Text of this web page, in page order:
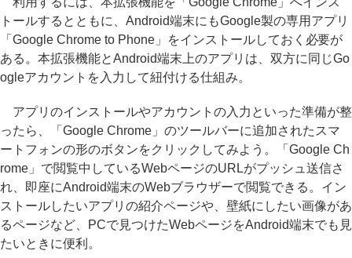
トールするとともに、Android端末にもGoogle製の専用アプリ
「Google Chrome to Phone」をインストールしておく必要が
ある。本拡張機能とAndroid端末上のアプリは、双方に同じGo
ogleアカウントを入力して紐付ける仕組み。
アプリのインストールやアカウントの入力といった準備が整
ったら、「Google Chrome」のツールバーに追加されたスマ
ートフォンの形のボタンをクリックしてみよう。「Google Ch
rome」で閲覧中しているWebページのURLがプッシュ送信さ
れ、即座にAndroid端末のWebブラウザーで閲覧できる。イン
ストールしたいアプリの紹介ページや、壁紙にしたい画像があ
るページなど、PCで見つけたWebページをAndroid端末でも見
たいときに便利。